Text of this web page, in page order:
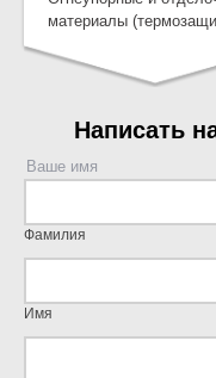
материалы
Написать
Ваше имя
Фамилия
Имя